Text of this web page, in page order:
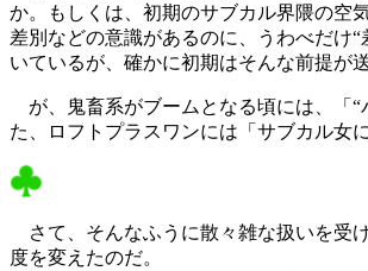
か。もしくは、初期のサブカル界隈の空
差別などの意識があるのに、うわべだけ
いているが、確かに初期はそんな前提が
が、鬼畜系がブームとなる頃には、「“
た、ロフトプラスワンには「サブカル女
さて、そんなふうに散々雑な扱いを受
度を変えたのだ。